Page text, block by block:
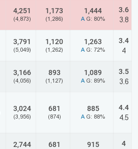
4,251
(4,873)
1,173
(1,286)
1,444
A G: 80%
3.6
3.8
3,791
(5,049)
1,120
(1,262)
1,263
A G: 72%
3.4
4
3,166
(4,056)
893
(1,127)
1,089
A G: 89%
3.5
3.6
3,024
(3,956)
681
(874)
885
A G: 88%
4.4
4.5
2,744 681 915
4